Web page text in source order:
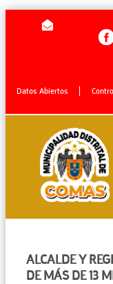
Datos Abiertos
ALCALDE Y
DE MÁS DE 13